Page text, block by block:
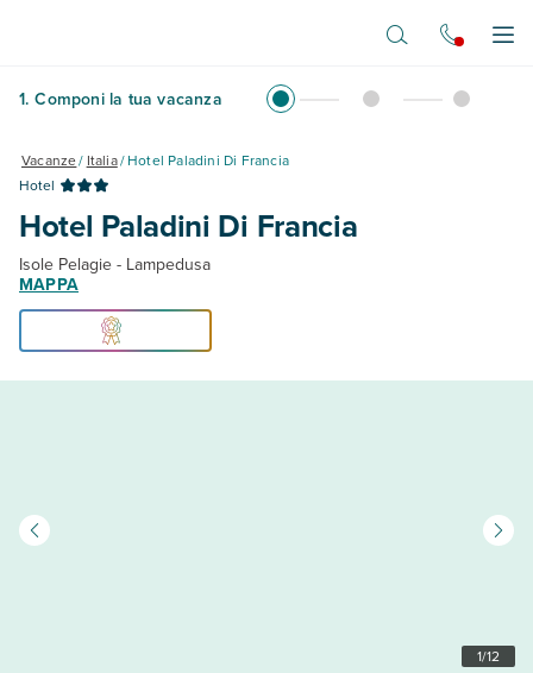
1. Componi la tua vacanza
Vacanze/ Italia/Hotel Paladini Di Francia
Hotel
Hotel Paladini Di Francia
Isole Pelagie - Lampedusa
MAPPA
1/12